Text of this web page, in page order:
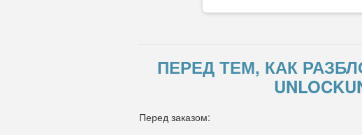
ПЕРЕД ТЕМ, КАК
Перед заказом: